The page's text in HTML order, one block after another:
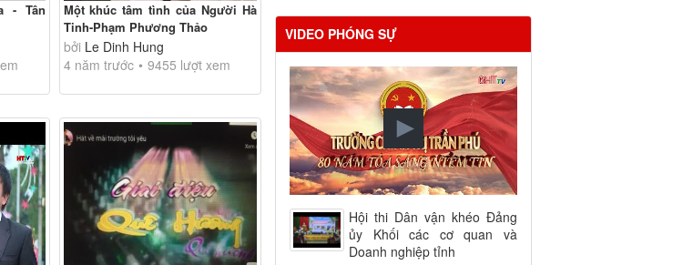
- Tân
Một khúc tâm tình của Người Hà
Tinh-Phạm Phương Thảo
bởi Le Dinh Hung
4 năm trước
9455 lượt xem
VIDEO PHÓNG SỰ
Hội thi Dân vận khéo Đảng
ủy Khối các cơ quan và
Doanh nghiệp tỉnh